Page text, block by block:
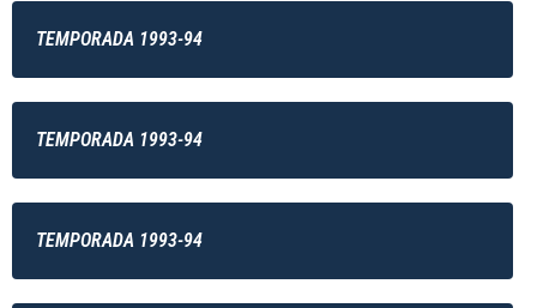
TEMPORADA 1993-94
TEMPORADA 1993-94
TEMPORADA 1993-94